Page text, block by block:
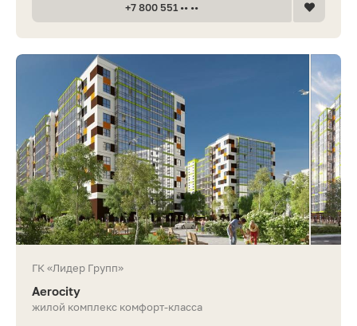
+7 800 551 •• ••
ГК «Лидер Групп»
Aerocity
жилой комплекс комфорт-класса